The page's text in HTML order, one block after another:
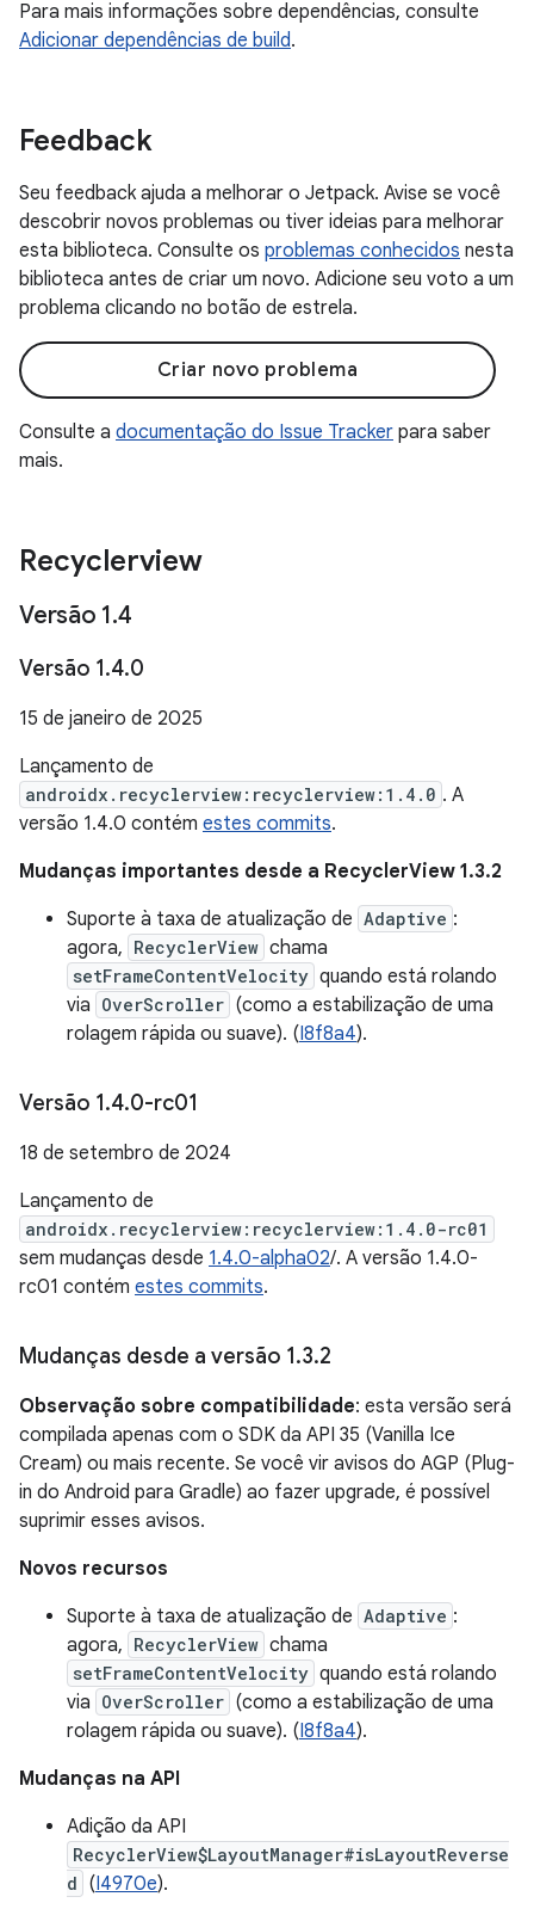
Para mais informações sobre dependências, consulte
Adicionar dependências de build.
Feedback
Seu feedback ajuda a melhorar o Jetpack. Avise se você
descobrir novos problemas ou tiver ideias para melhorar
esta biblioteca. Consulte os problemas conhecidos nesta
biblioteca antes de criar um novo. Adicione seu voto a um
problema clicando no botão de estrela.
Criar novo problema
Consulte a documentação do Issue Tracker para saber
mais.
Recyclerview
Versão 1.4
Versão 1.4.0
15 de janeiro de 2025
Lançamento de
androidx.recyclerview:recyclerview:1.4.0 . A
versão 1.4.0 contém estes commits.
Mudanças importantes desde a RecyclerView 1.3.2
Suporte à taxa de atualização de Adaptive :
agora, RecyclerView chama
setFrameContentVelocity quando está rolando
via OverScroller (como a estabilização de uma
rolagem rápida ou suave). (I8f8a4).
Versão 1.4.0-rc01
18 de setembro de 2024
Lançamento de
androidx.recyclerview:recyclerview:1.4.0-rc01
sem mudanças desde 1.4.0-alpha02/. A versão 1.4.0-
rc01 contém estes commits.
Mudanças desde a versão 1.3.2
Observação sobre compatibilidade: esta versão será
compilada apenas com o SDK da API 35 (Vanilla Ice
Cream) ou mais recente. Se você vir avisos do AGP (Plug-
in do Android para Gradle) ao fazer upgrade, é possível
suprimir esses avisos.
Novos recursos
Suporte à taxa de atualização de Adaptive :
agora, RecyclerView chama
setFrameContentVelocity quando está rolando
via OverScroller (como a estabilização de uma
rolagem rápida ou suave). (I8f8a4).
Mudanças na API
Adição da API
RecyclerView$LayoutManager#isLayoutReverse
d (I4970e).